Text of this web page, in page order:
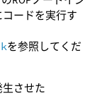
ードを実行す
を参照してくだ
させた